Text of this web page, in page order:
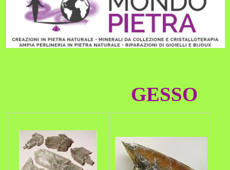
GESSO